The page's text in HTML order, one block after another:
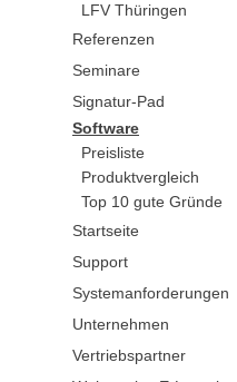
LFV Thüringen
Referenzen
Seminare
Signatur-Pad
Software
Preisliste
Produktvergleich
Top 10 gute Gründe
Startseite
Support
Systemanforderungen
Unternehmen
Vertriebspartner